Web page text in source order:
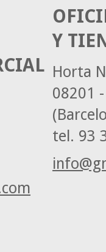
Y
Horta
08201
tel. 93